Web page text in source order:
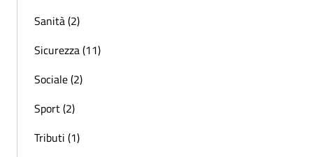
Sanità (2)
Sicurezza (11)
Sociale (2)
Sport (2)
Tributi (1)